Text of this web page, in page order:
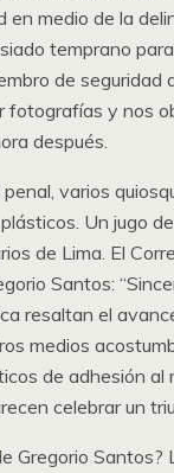
en medio de la
temprano
de seguridad
fotografías y nos
después.
varios
Un jugo
de Lima. El
Santos:
resaltan el
medios
de adhesión al
celebrar un
Gregorio Santos?